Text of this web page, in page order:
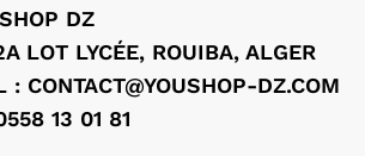
DZ
LOT LYCÉE, ROUIBA, ALGER
: CONTACT@YOUSHOP-DZ.COM
13 01 81